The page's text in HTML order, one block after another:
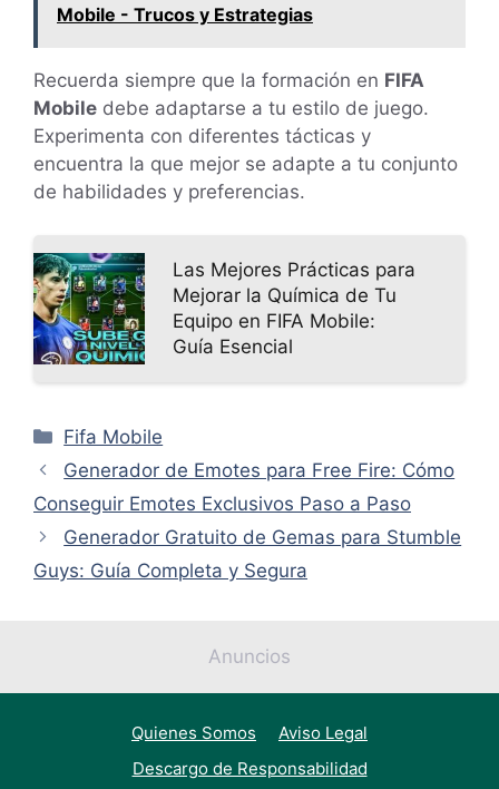
Mobile - Trucos y Estrategias
Recuerda siempre que la formación en FIFA
Mobile debe adaptarse a tu estilo de juego.
Experimenta con diferentes tácticas y
encuentra la que mejor se adapte a tu conjunto
de habilidades y preferencias.
Las Mejores Prácticas para
Mejorar la Química de Tu
Equipo en FIFA Mobile:
Guía Esencial
Categorías
Fifa Mobile
Generador de Emotes para Free Fire: Cómo
Conseguir Emotes Exclusivos Paso a Paso
Generador Gratuito de Gemas para Stumble
Guys: Guía Completa y Segura
Anuncios
Quienes Somos
Aviso Legal
Descargo de Responsabilidad